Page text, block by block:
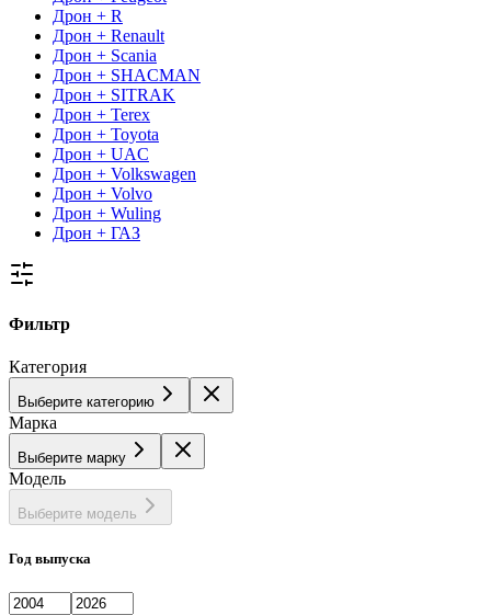
Дрон + R
Дрон + Renault
Дрон + Scania
Дрон + SHACMAN
Дрон + SITRAK
Дрон + Terex
Дрон + Toyota
Дрон + UAC
Дрон + Volkswagen
Дрон + Volvo
Дрон + Wuling
Дрон + ГАЗ
Фильтр
Категория
Выберите категорию
Марка
Выберите марку
Модель
Выберите модель
Год выпуска